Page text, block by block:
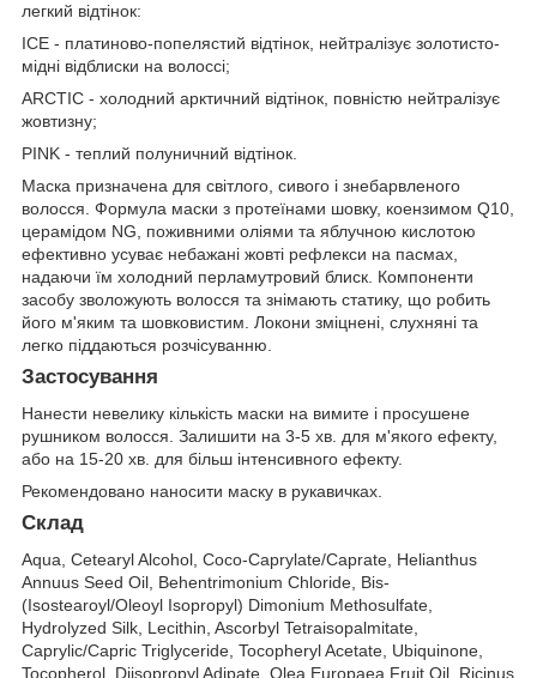
легкий відтінок:
ICE - платиново-попелястий відтінок, нейтралізує золотисто-
мідні відблиски на волоссі;
ARCTIC - холодний арктичний відтінок, повністю нейтралізує
жовтизну;
PINK - теплий полуничний відтінок.
Маска призначена для світлого, сивого і знебарвленого
волосся. Формула маски з протеїнами шовку, коензимом Q10,
церамідом NG, поживними оліями та яблучною кислотою
ефективно усуває небажані жовті рефлекси на пасмах,
надаючи їм холодний перламутровий блиск. Компоненти
засобу зволожують волосся та знімають статику, що робить
його м'яким та шовковистим. Локони зміцнені, слухняні та
легко піддаються розчісуванню.
Застосування
Нанести невелику кількість маски на вимите і просушене
рушником волосся. Залишити на 3-5 хв. для м'якого ефекту,
або на 15-20 хв. для більш інтенсивного ефекту.
Рекомендовано наносити маску в рукавичках.
Склад
Aqua, Cetearyl Alcohol, Coco-Caprylate/Caprate, Helianthus
Annuus Seed Oil, Behentrimonium Chloride, Bis-
(Isostearoyl/Oleoyl Isopropyl) Dimonium Methosulfate,
Hydrolyzed Silk, Lecithin, Ascorbyl Tetraisopalmitate,
Caprylic/Capric Triglyceride, Tocopheryl Acetate, Ubiquinone,
Tocopherol, Diisopropyl Adipate, Olea Europaea Fruit Oil, Ricinus